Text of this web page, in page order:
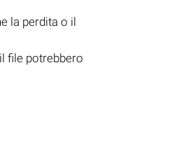
la perdita o il
file potrebbero